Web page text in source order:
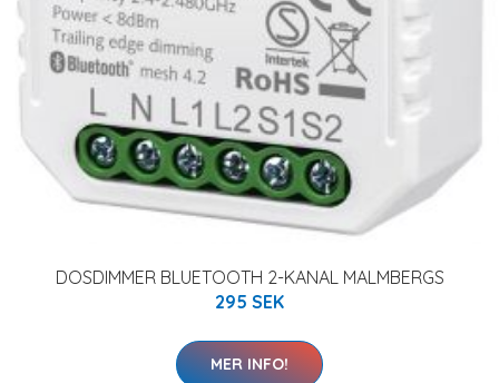
DOSDIMMER BLUETOOTH 2-KANAL MALMBERGS
295 SEK
MER INFO!